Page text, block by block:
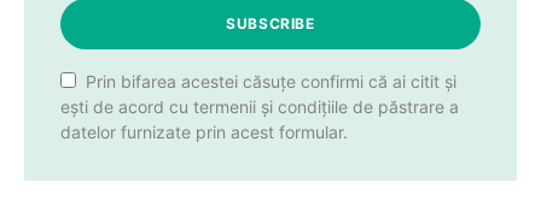
SUBSCRIBE
Prin bifarea acestei căsuțe confirmi că ai citit și
ești de acord cu termenii și condițiile de păstrare a
datelor furnizate prin acest formular.